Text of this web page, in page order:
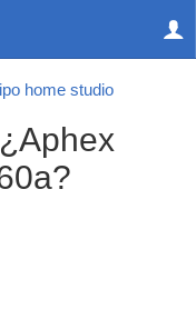
home studio